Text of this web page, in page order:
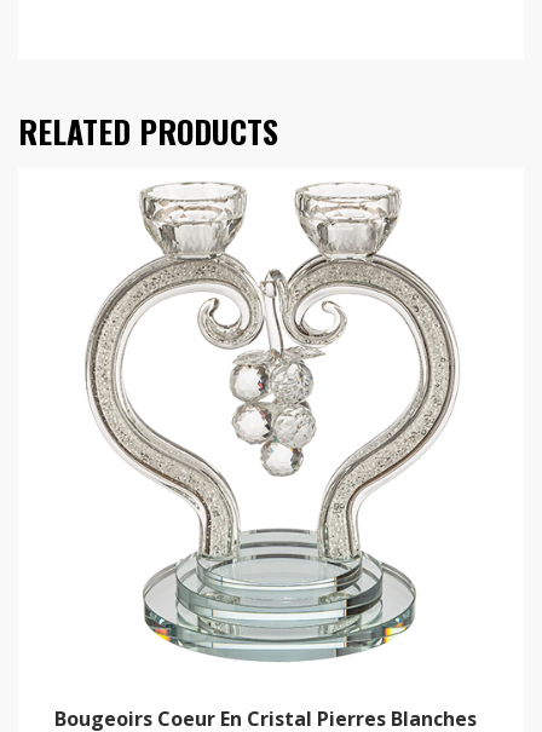
RELATED PRODUCTS
Bougeoirs Coeur En Cristal Pierres Blanches